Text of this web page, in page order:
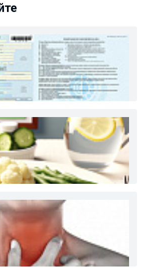
можно получить по
заболеваниях почек (острый и